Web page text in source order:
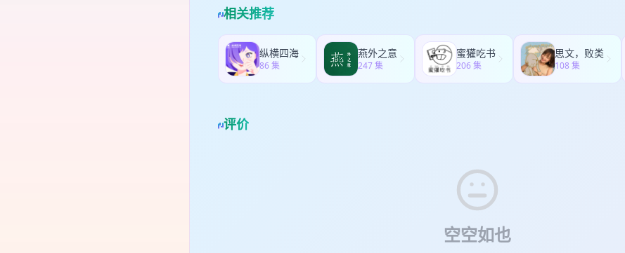
布）：关于“凸性/正凸性（convexity）”的风险收益框架 * * Nassim Nicholas Taleb（塔勒布）：
杠铃策略（Barbell Strategy） * * Bridgewater / Ray Dalio（桥水/达里奥）：关于地缘政治冲突
与宏观风险讨论 * * Sam Altman：关于“多数人没有承担足够风险”的观点 * * Naval Ravikant（纳
瓦尔） * 星球：子仪的认知乘数 （经济学思维产品方法17讲已完结）
相关推荐
纵横四海
86 集
燕外之意
247 集
蜜獾吃书
206 集
思文，败类
108 集
评价
空空如也